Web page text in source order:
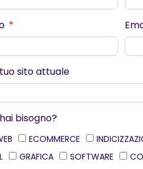
sito attuale
bisogno?
ECOMMERCE
GRAFICA SOFTWARE